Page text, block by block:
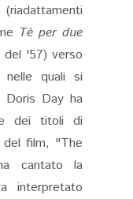
Tè per due
del '57) verso
nelle quali si
Doris Day ha
dei titoli di
film, "The
cantato la
interpretato